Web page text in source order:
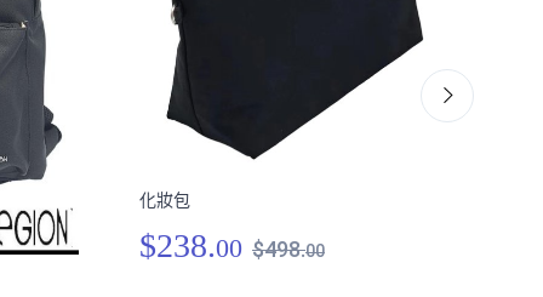
化妝包
$238.00 $498.00